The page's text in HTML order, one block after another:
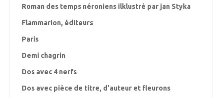
Roman des temps néroniens ilklustré par jan Styka
Flammarion, éditeurs
Paris
Demi chagrin
Dos avec 4 nerfs
Dos avec pièce de titre, d'auteur et fleurons